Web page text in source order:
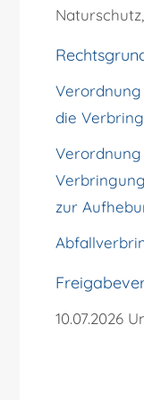
Verordnung
die
Verordnung
zur
10.07.2026